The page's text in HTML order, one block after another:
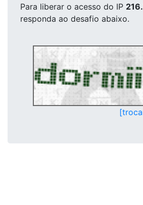
Para liberar o acesso do IP
responda ao desafio abaixo.